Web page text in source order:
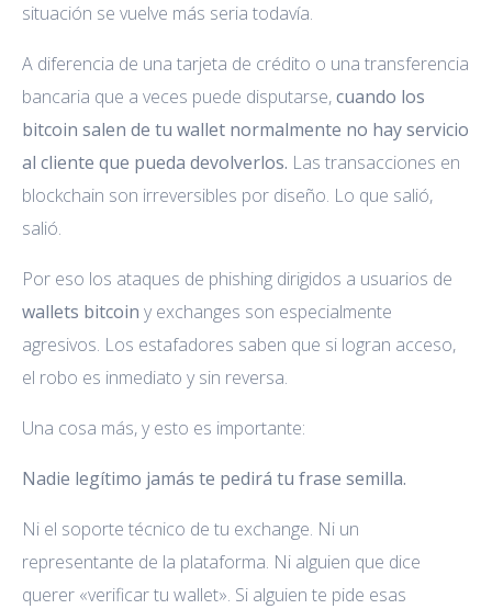
situación se vuelve más seria todavía.
A diferencia de una tarjeta de crédito o una transferencia
bancaria que a veces puede disputarse,cuando los
bitcoin salen de tu wallet normalmente no hay servicio
al cliente que pueda devolverlos. Las transacciones en
blockchain son irreversibles por diseño. Lo que salió,
salió.
Por eso los ataques de phishing dirigidos a usuarios de
wallets bitcoin y exchanges son especialmente
agresivos. Los estafadores saben que si logran acceso,
el robo es inmediato y sin reversa.
Una cosa más, y esto es importante:
Nadie legítimo jamás te pedirá tu frase semilla.
Ni el soporte técnico de tu exchange. Ni un
representante de la plataforma. Ni alguien que dice
querer «verificar tu wallet». Si alguien te pide esas